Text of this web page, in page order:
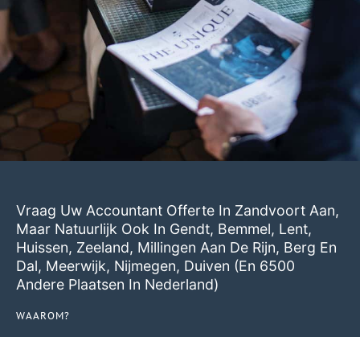
Vraag Uw Accountant Offerte In Zandvoort Aan,
Maar Natuurlijk Ook In Gendt, Bemmel, Lent,
Huissen, Zeeland, Millingen Aan De Rijn, Berg En
Dal, Meerwijk, Nijmegen, Duiven (en 6500
Andere Plaatsen In Nederland)
WAAROM?